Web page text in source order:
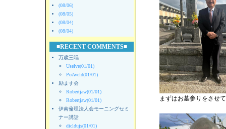
(08/06)
(08/05)
(08/04)
(08/04)
■RECENT COMMENTS■
万歳三唱
Uselve(01/01)
PoAveld(01/01)
励ます会
Robertjaw(01/01)
Robertjaw(01/01)
伊南倫理法人会モーニングセミ
ナー講話
dicldujs(01/01)
まずはお墓参りをさせ